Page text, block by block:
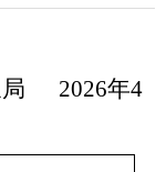
2026年4